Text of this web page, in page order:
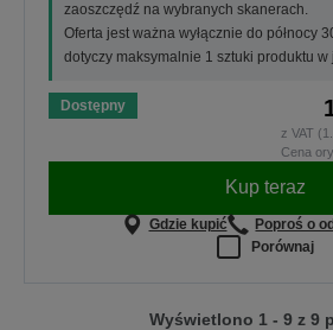
zaoszczędź na wybranych skanerach.
Oferta jest ważna wyłącznie do północy
dotyczy maksymalnie 1 sztuki produktu
Dostępny
z VAT
Cena
Kup teraz
Gdzie kupić
Poproś o
Porównaj
Wyświetlono 1 - 9 z 9